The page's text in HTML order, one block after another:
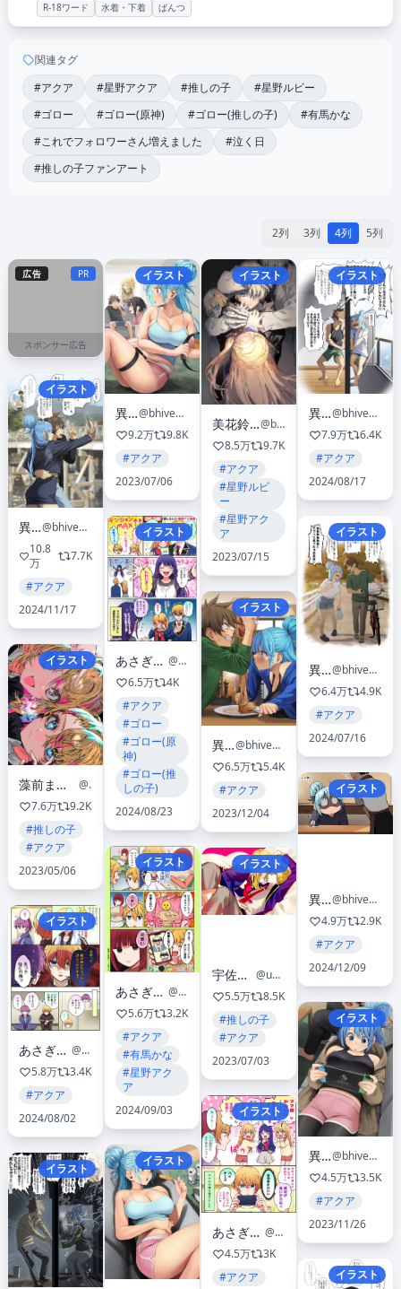
R-18ワード 水着・下着 ぱんつ
関連タグ
#アクア
#星野アクア #推しの子
#星野ルビー
#ゴロー
#ゴロー(原神) #ゴロー(推しの子)
#有馬かな
#これでフォロワーさん増えました
#泣く日
#推しの子ファンアート
2列 3列 4列 5列
広告 PR
スポンサー広告
イラスト
異澤
@bhive003
10.8
万
7.7K
#アクア
2024/11/17
イラスト
藻前まっく@3/8みちのくコミティアA-26
@hamhsui
7.6万
9.2K
#推しの子
#アクア
2023/05/06
イラスト
あさぎ屋✍🏻原稿集中
@asgykk
5.8万
3.4K
#アクア
2024/08/02
イラスト
イラスト
異澤
@bhive003
9.2万
9.8K
#アクア
2023/07/06
イラスト
あさぎ屋✍🏻原稿集中
@asgykk
6.5万
4K
#アクア
#ゴロー
#ゴロー(原
神)
#ゴロー(推
しの子)
2024/08/23
イラスト
あさぎ屋✍🏻原稿集中
@asgykk
5.6万
3.2K
#アクア
#有馬かな
#星野アク
ア
2024/09/03
イラスト
イラスト
美花鈴蘭(みはなすずらん)
@barukanpasu
8.5万
9.7K
#アクア
#星野ルビ
ー
#星野アク
ア
2023/07/15
イラスト
異澤
@bhive003
6.5万
5.4K
#アクア
2023/12/04
イラスト
宇佐崎しろ
@uszksr
5.5万
8.5K
#推しの子
#アクア
2023/07/03
イラスト
あさぎ屋✍🏻原稿集中
@asgykk
4.5万
3K
#アクア
イラスト
異澤
@bhive003
7.9万
6.4K
#アクア
2024/08/17
イラスト
異澤
@bhive003
6.4万
4.9K
#アクア
2024/07/16
イラスト
異澤
@bhive003
4.9万
2.9K
#アクア
2024/12/09
イラスト
異澤
@bhive003
4.5万
3.5K
#アクア
2023/11/26
イラスト